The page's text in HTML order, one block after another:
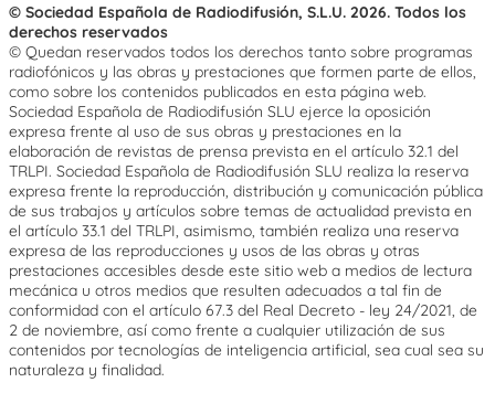
© Sociedad Española de Radiodifusión, S.L.U. 2026. Todos los
derechos reservados
© Quedan reservados todos los derechos tanto sobre programas
radiofónicos y las obras y prestaciones que formen parte de ellos,
como sobre los contenidos publicados en esta página web.
Sociedad Española de Radiodifusión SLU ejerce la oposición
expresa frente al uso de sus obras y prestaciones en la
elaboración de revistas de prensa prevista en el artículo 32.1 del
TRLPI. Sociedad Española de Radiodifusión SLU realiza la reserva
expresa frente la reproducción, distribución y comunicación pública
de sus trabajos y artículos sobre temas de actualidad prevista en
el artículo 33.1 del TRLPI, asimismo, también realiza una reserva
expresa de las reproducciones y usos de las obras y otras
prestaciones accesibles desde este sitio web a medios de lectura
mecánica u otros medios que resulten adecuados a tal fin de
conformidad con el artículo 67.3 del Real Decreto - ley 24/2021, de
2 de noviembre, así como frente a cualquier utilización de sus
contenidos por tecnologías de inteligencia artificial, sea cual sea su
naturaleza y finalidad.